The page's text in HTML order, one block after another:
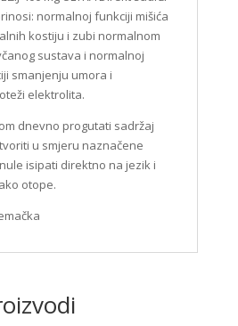
normalnoj funkciji mišića
kostiju i zubi normalnom
sustava i normalnoj
smanjenju umora i
elektrolita.
dnevno progutati sadržaj
u smjeru naznačene
isipati direktno na jezik i
otope.